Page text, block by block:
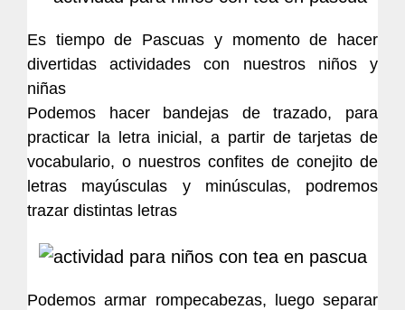
Es tiempo de Pascuas y momento de hacer
divertidas actividades con nuestros niños y
niñas
Podemos hacer bandejas de trazado, para
practicar la letra inicial, a partir de tarjetas de
vocabulario, o nuestros confites de conejito de
letras mayúsculas y minúsculas, podremos
trazar distintas letras
Podemos armar rompecabezas, luego separar